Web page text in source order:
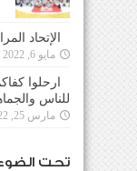
الإتحاد
مايو 6, 2022
ارحلوا
للناس
مارس 25, 2022
تحت